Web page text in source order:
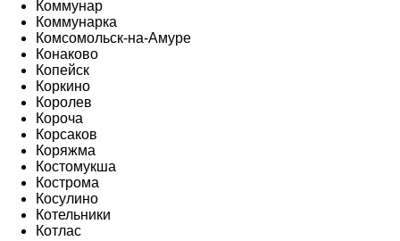
Коммунар
Коммунарка
Комсомольск-на-Амуре
Конаково
Копейск
Коркино
Королев
Короча
Корсаков
Коряжма
Костомукша
Кострома
Косулино
Котельники
Котлас